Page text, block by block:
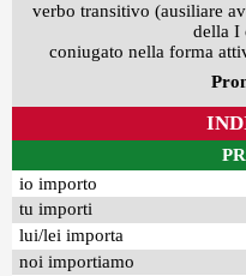
verbo transitivo (ausiliare
della I
coniugato nella forma
io importo
tu importi
lui/lei importa
noi importiamo